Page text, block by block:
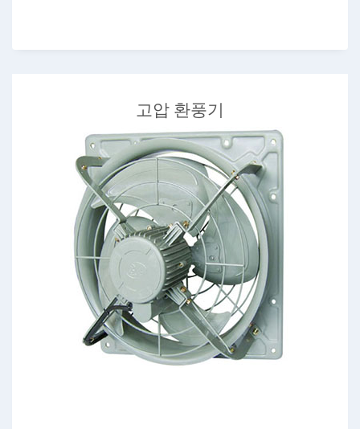
고압 환풍기